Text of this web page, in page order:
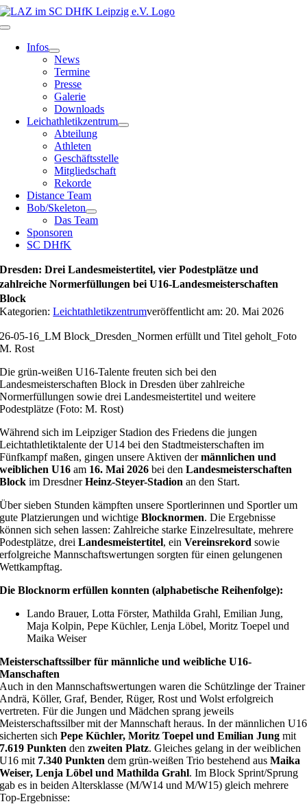
Zum
Inhalt
Toggle
Navigation
Infos
News
Termine
Presse
Galerie
Downloads
Leichathletikzentrum
Abteilung
Athleten
Geschäftsstelle
Mitgliedschaft
Rekorde
Distance Team
Bob/Skeleton
Das Team
Sponsoren
SC DHfK
Dresden: Drei Landesmeistertitel, vier Podestplätze und
zahlreiche Normerfüllungen bei U16-Landesmeisterschaften
Block
Kategorien:Leichtathletikzentrumveröffentlicht am: 20. Mai 2026
26-05-16_LM Block_Dresden_Normen erfüllt und Titel geholt_Foto
M. Rost
Die grün-weißen U16-Talente freuten sich bei den
Landesmeisterschaften Block in Dresden über zahlreiche
Normerfüllungen sowie drei Landesmeistertitel und weitere
Podestplätze (Foto: M. Rost)
Während sich im Leipziger Stadion des Friedens die jungen
Leichtathletiktalente der U14 bei den Stadtmeisterschaften im
Fünfkampf maßen, gingen unsere Aktiven dermännlichen und
weiblichen U16 am 16. Mai 2026 bei denLandesmeisterschaften
Block im DresdnerHeinz-Steyer-Stadionan den Start.
Über sieben Stunden kämpften unsere Sportlerinnen und Sportler um
gute Platzierungen und wichtigeBlocknormen. Die Ergebnisse
können sich sehen lassen: Zahlreiche starke Einzelresultate, mehrere
Podestplätze, dreiLandesmeistertitel, einVereinsrekord sowie
erfolgreiche Mannschaftswertungen sorgten für einen gelungenen
Wettkampftag.
Die Blocknorm erfüllen konnten (alphabetische Reihenfolge):
Lando Brauer, Lotta Förster, Mathilda Grahl, Emilian Jung,
Maja Kolpin, Pepe Küchler, Lenja Löbel, Moritz Toepel und
Maika Weiser
Meisterschaftssilber für männliche und weibliche U16-
Manschaften
Auch in den Mannschaftswertungen waren die Schützlinge der Trainer
Andrä, Köller, Graf, Bender, Rüger, Rost und Wolst erfolgreich
vertreten. Für die Jungen und Mädchen sprang jeweils
Meisterschaftssilber mit der Mannschaft heraus. In der männlichen U16
sicherten sichPepe Küchler, Moritz Toepel und Emilian Jung mit
7.619 Punkten denzweiten Platz. Gleiches gelang in der weiblichen
U16 mit 7.340 Punkten dem grün-weißen Trio bestehend ausMaika
Weiser, Lenja Löbel und Mathilda Grahl. Im Block Sprint/Sprung
gab es in beiden Altersklasse (M/W14 und M/W15) gleich mehrere
Top-Ergebnisse: